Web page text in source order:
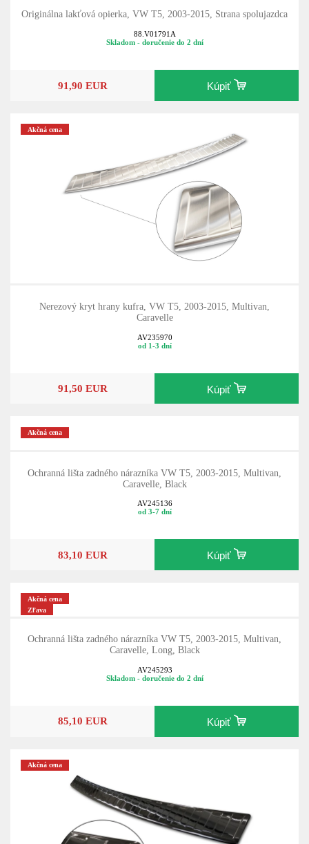
Originálna lakťová opierka, VW T5, 2003-2015, Strana spolujazdca
88.V01791A
Skladom - doručenie do 2 dní
91,90 EUR Kúpiť
Akčná cena
Nerezový kryt hrany kufra, VW T5, 2003-2015, Multivan,
Caravelle
AV235970
od 1-3 dní
91,50 EUR Kúpiť
Akčná cena
Ochranná lišta zadného nárazníka VW T5, 2003-2015, Multivan,
Caravelle, Black
AV245136
od 3-7 dní
83,10 EUR Kúpiť
Akčná cena
Zľava
Ochranná lišta zadného nárazníka VW T5, 2003-2015, Multivan,
Caravelle, Long, Black
AV245293
Skladom - doručenie do 2 dní
85,10 EUR Kúpiť
Akčná cena